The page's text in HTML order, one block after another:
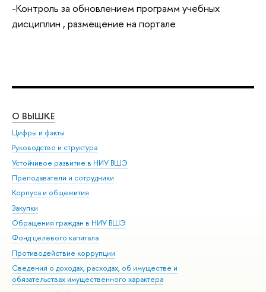
-Контроль за обновлением программ учебных
дисциплин , размещение на портале
О ВЫШКЕ
Цифры и факты
Руководство и структура
Устойчивое развитие в НИУ ВШЭ
Преподаватели и сотрудники
Корпуса и общежития
Закупки
Обращения граждан в НИУ ВШЭ
Фонд целевого капитала
Противодействие коррупции
Сведения о доходах, расходах, об имуществе и
обязательствах имущественного характера